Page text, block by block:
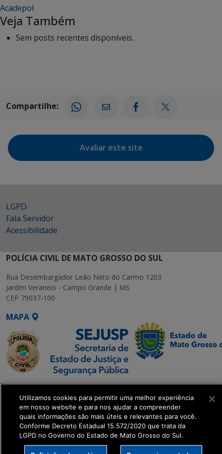
Acadepol
Veja Também
Sem posts recentes disponíveis.
Compartilhe:
Avaliar este site
LGPD
Fala Servidor
Acessibilidade
POLÍCIA CIVIL DE MATO GROSSO DO SUL
Rua Desembargador Leão Neto do Carmo 1203
Jardim Veraneio - Campo Grande | MS
CEP 79037-100
MAPA
SETDIG | Secretaria-
Executiva de
Transformação Digital
get_footer();
Utilizamos cookies para permitir uma melhor experiência
em nosso website e para nos ajudar a compreender
quais informações são mais úteis e relevantes para você.
Conforme Decreto Estadual 15.572/2020 que trata da
LGPD no Governo do Estado de Mato Grosso do Sul.